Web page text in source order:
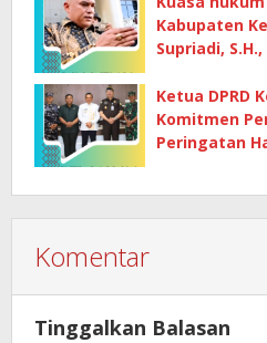
Kabupaten
Supriadi, S.H.,
kerugian
Ketua DPRD
Komitmen
Peringatan
Komentar
Tinggalkan Balasan